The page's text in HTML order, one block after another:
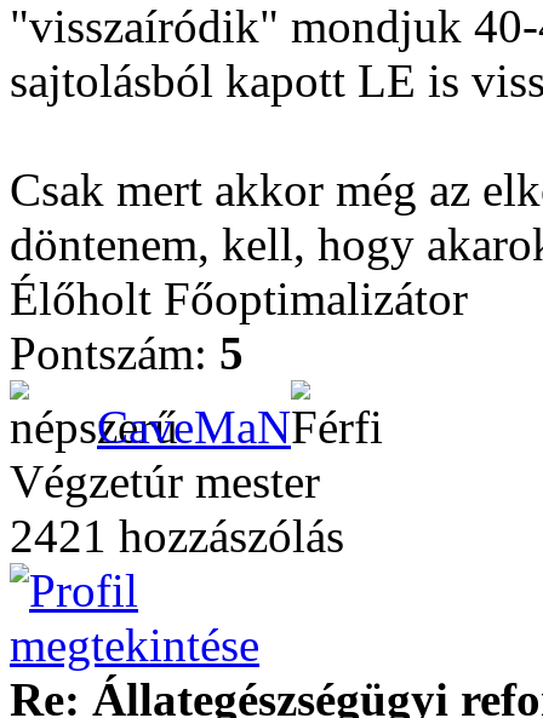
"visszaíródik" mondjuk 40-
sajtolásból kapott LE is
Csak mert akkor még az
döntenem, kell, hogy
Élőholt Főoptimalizátor
Pontszám: 5
CaveMaN
Végzetúr mester
2421 hozzászólás
Re: Állategészségügyi